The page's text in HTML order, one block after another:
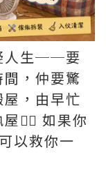
人生──要
，仲要驚
，由早忙
😮‍💨 如果你
以救你一